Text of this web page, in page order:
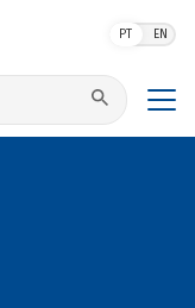
PT EN